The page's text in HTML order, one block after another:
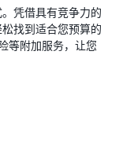
凭借具有竞争力的
找到适合您预算的
等附加服务，让您